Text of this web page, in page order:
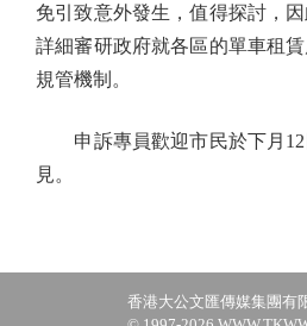
免引致意外發生，值得探討，
詳細審研政府就各區的單車租
規管機制。
申訴專員歡迎市民於下月12
見。
香港大公文匯傳媒集團有